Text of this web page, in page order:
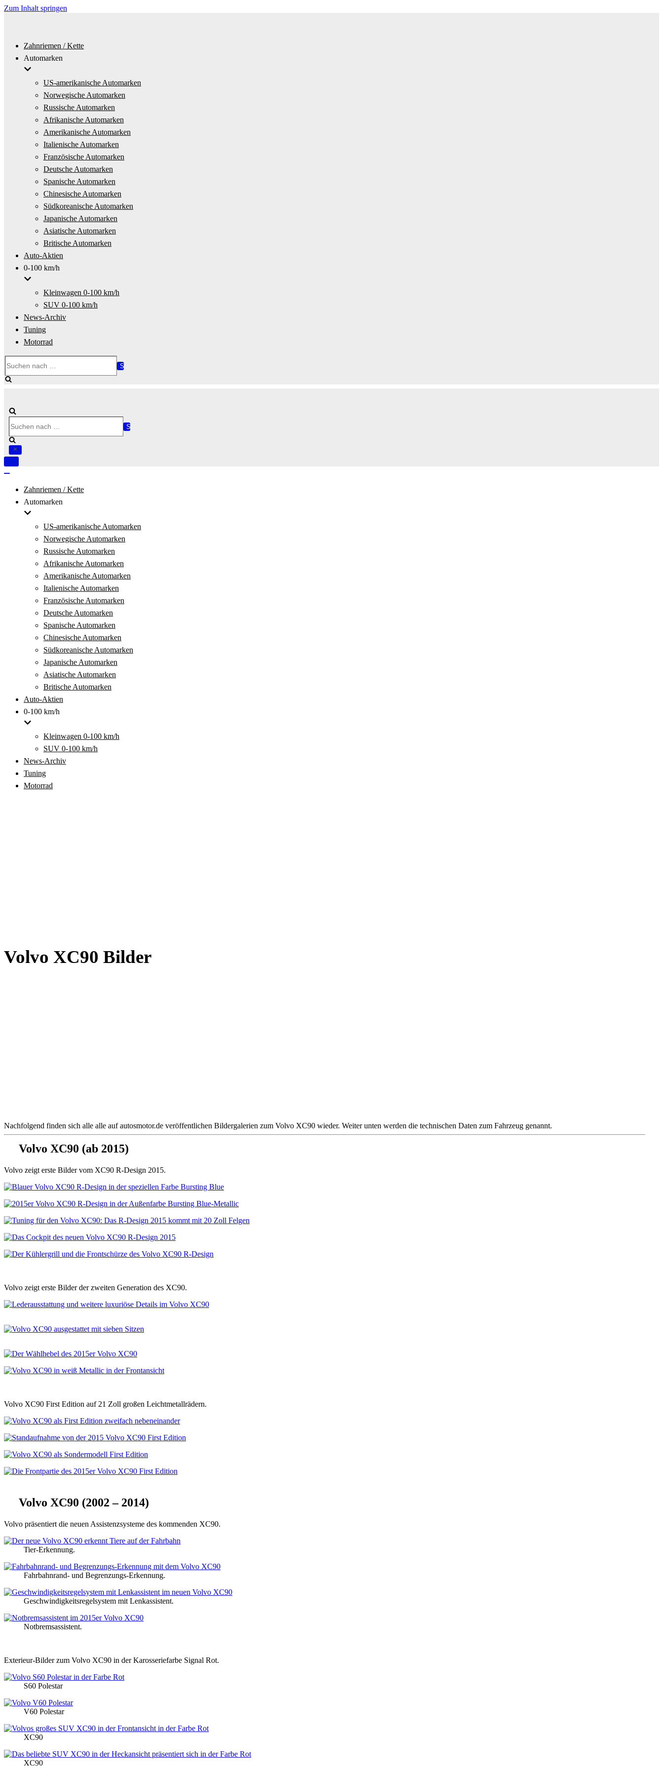
Zum Inhalt springen
Zahnriemen / Kette
Automarken
US-amerikanische Automarken
Norwegische Automarken
Russische Automarken
Afrikanische Automarken
Amerikanische Automarken
Italienische Automarken
Französische Automarken
Deutsche Automarken
Spanische Automarken
Chinesische Automarken
Südkoreanische Automarken
Japanische Automarken
Asiatische Automarken
Britische Automarken
Auto-Aktien
0-100 km/h
Kleinwagen 0-100 km/h
SUV 0-100 km/h
News-Archiv
Tuning
Motorrad
nach …
nach …
Navigation
Zahnriemen / Kette
Automarken
US-amerikanische Automarken
Norwegische Automarken
Russische Automarken
Afrikanische Automarken
Amerikanische Automarken
Italienische Automarken
Französische Automarken
Deutsche Automarken
Spanische Automarken
Chinesische Automarken
Südkoreanische Automarken
Japanische Automarken
Asiatische Automarken
Britische Automarken
Auto-Aktien
0-100 km/h
Kleinwagen 0-100 km/h
SUV 0-100 km/h
News-Archiv
Tuning
Motorrad
Volvo XC90 Bilder
Nachfolgend finden sich alle alle auf autosmotor.de veröffentlichen Bildergalerien zum Volvo XC90 wieder. Weiter unten werden die technischen Daten zum Fahrzeug genannt.
Volvo XC90 (ab 2015)
Volvo zeigt erste Bilder vom XC90 R-Design 2015.
Volvo zeigt erste Bilder der zweiten Generation des XC90.
Volvo XC90 First Edition auf 21 Zoll großen Leichtmetallrädern.
Volvo XC90 (2002 – 2014)
Volvo präsentiert die neuen Assistenzsysteme des kommenden XC90.
Tier-Erkennung.
Fahrbahnrand- und Begrenzungs-Erkennung.
Geschwindigkeitsregelsystem mit Lenkassistent.
Notbremsassistent.
Exterieur-Bilder zum Volvo XC90 in der Karosseriefarbe Signal Rot.
S60 Polestar
V60 Polestar
XC90
XC90